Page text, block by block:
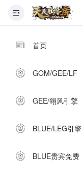
首页
GOM/GEE/LF
GEE/翎风引擎
BLUE/LEG引擎
BLUE贵宾免费
Q920992345